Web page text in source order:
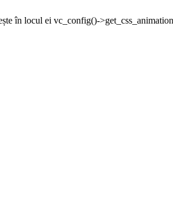
în locul ei vc_config()-